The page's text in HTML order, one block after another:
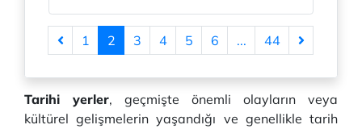
1 2 3 4 5 6 ... 44
Tarihi yerler, geçmişte önemli olayların veya
kültürel gelişmelerin yaşandığı ve genellikle tarih